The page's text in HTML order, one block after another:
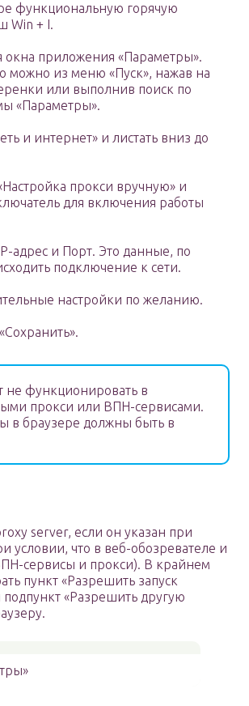
функциональную горячую
Win + I.
окна приложения «Параметры».
можно из меню «Пуск», нажав на
или выполнив поиск по
«Параметры».
и интернет» и листать вниз до
прокси вручную» и
для включения работы
адрес и Порт. Это данные, по
подключение к сети.
настройки по желанию.
не функционировать в
прокси или ВПН-сервисами.
в браузере должны быть в
server, если он указан при
условии, что в веб-обозревателе и
сервисы и прокси). В крайнем
пункт «Разрешить запуск
«Разрешить другую